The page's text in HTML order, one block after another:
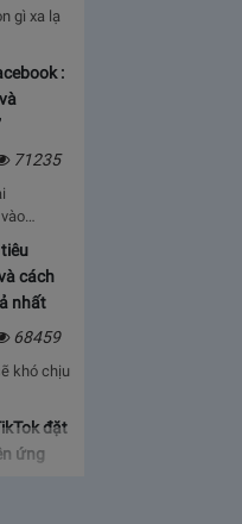
gì xa lạ
:
71235
cách
nhất
68459
khó chịu
đặt
ứng